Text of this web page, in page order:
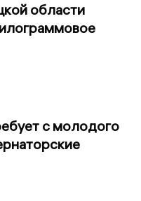
области
с молодого